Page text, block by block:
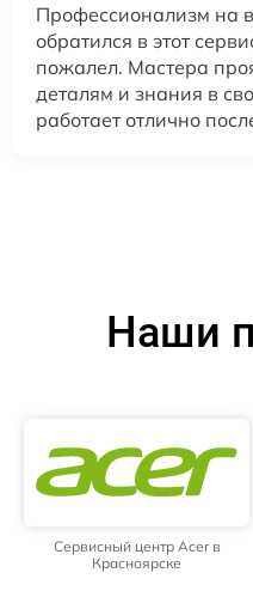
Профессионализм на
обратился в этот
пожалел. Мастера
деталям и знания в
работает отлично
Наши
Сервисный центр Acer в
Красноярске